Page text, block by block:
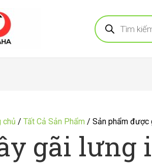
Tìm
kiếm
sản
phẩm
chủ / Tất Cả Sản Phẩm / Sản phẩm được
gãi lưng
xếp
theo
mới